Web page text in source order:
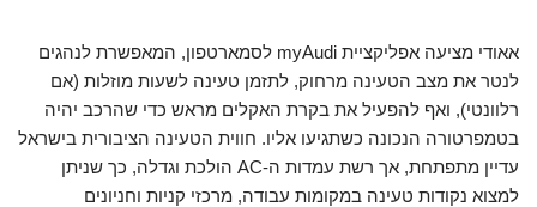
אאודי מציעה אפליקציית myAudi לסמארטפון, המאפשרת לנהגים
לנטר את מצב הטעינה מרחוק, לתזמן טעינה לשעות מוזלות (אם
רלוונטי), ואף להפעיל את בקרת האקלים מראש כדי שהרכב יהיה
בטמפרטורה הנכונה כשתגיעו אליו. חווית הטעינה הציבורית בישראל
עדיין מתפתחת, אך רשת עמדות ה-AC הולכת וגדלה, כך שניתן
למצוא נקודות טעינה במקומות עבודה, מרכזי קניות וחניונים